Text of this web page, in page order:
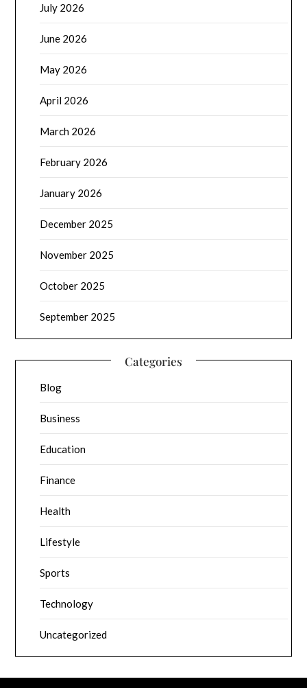
July 2026
June 2026
May 2026
April 2026
March 2026
February 2026
January 2026
December 2025
November 2025
October 2025
September 2025
Categories
Blog
Business
Education
Finance
Health
Lifestyle
Sports
Technology
Uncategorized